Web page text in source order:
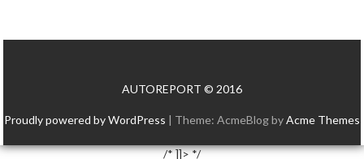
AUTOREPORT © 2016
Proudly powered by WordPress | Theme: AcmeBlog byAcme Themes
/* ]]> */